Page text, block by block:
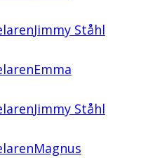
Jimmy Ståhl
Emma
Jimmy Ståhl
Magnus